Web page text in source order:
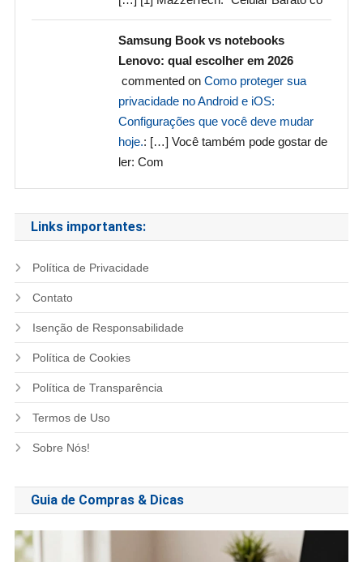
Samsung Book vs notebooks
Lenovo: qual escolher em 2026
commented onComo proteger sua
privacidade no Android e iOS:
Configurações que você deve mudar
hoje.: […] Você também pode gostar de
ler: Com
Links importantes:
Política de Privacidade
Contato
Isenção de Responsabilidade
Política de Cookies
Política de Transparência
Termos de Uso
Sobre Nós!
Guia de Compras & Dicas